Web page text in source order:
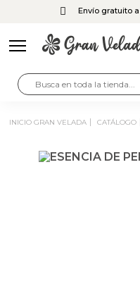
Envío gratuito
INICIO GRAN VELADA CATÁLOGO